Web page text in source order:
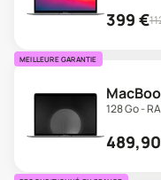
399 €
MEILLEURE GARANTIE
128 Go -
489,90